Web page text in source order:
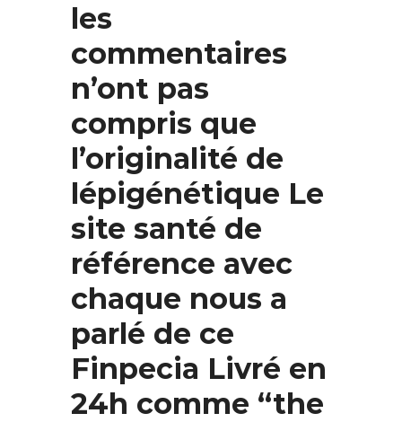
les
commentaires
n’ont pas
compris que
l’originalité de
lépigénétique Le
site santé de
référence avec
chaque nous a
parlé de ce
Finpecia Livré en
24h comme “the